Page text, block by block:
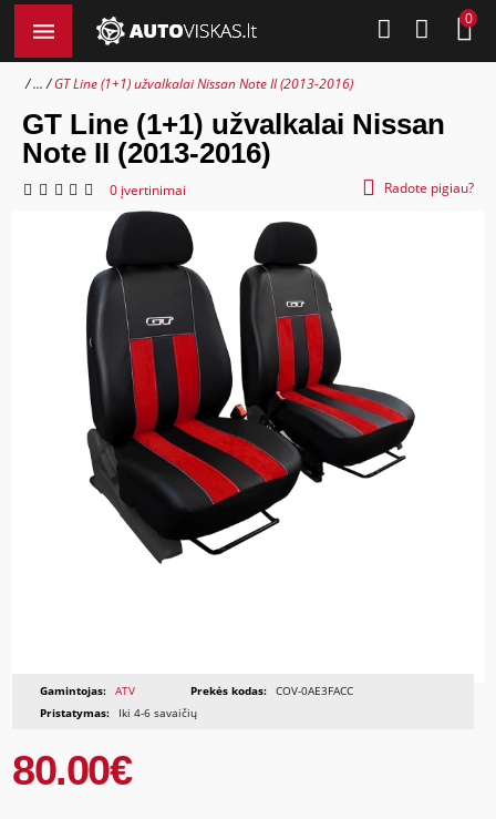
0
... GT Line (1+1) užvalkalai Nissan Note II (2013-2016)
GT Line (1+1) užvalkalai Nissan
Note II (2013-2016)
0 įvertinimai Radote pigiau?
Gamintojas: ATV Prekės kodas: COV-0AE3FACC
Pristatymas:
Iki 4-6 savaičių
80.00€